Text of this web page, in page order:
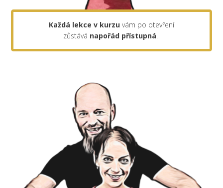
Každá lekce v kurzu vám po otevření
zůstává napořád přístupná.